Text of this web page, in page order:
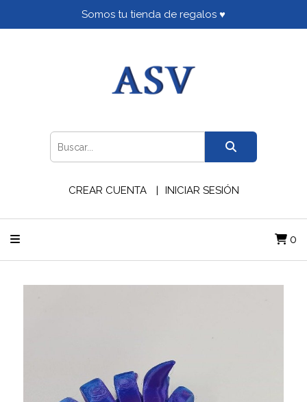
Somos tu tienda de regalos ♥
CREAR CUENTA INICIAR SESIÓN
0